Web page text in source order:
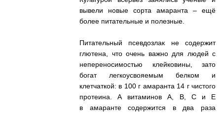
вывели новые сорта амаранта – ещё
более питательные и полезные.
Питательный псевдозлак не содержит
глютена, что очень важно для людей с
непереносимостью клейковины, зато
богат легкоусвояемым белком и
клетчаткой: в 100 г амаранта 14 г чистого
протеина. А витаминов А, В, С и Е
в амаранте содержится в два раза